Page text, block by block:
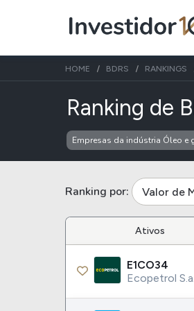
Assuntos do
Índice
Itausa
HOME BDRS RANKINGS
Ranking de
Empresas da indústria Óleo e
Ranking por: Valor de
Ativos
E1CO34
Ecopetrol S.a.